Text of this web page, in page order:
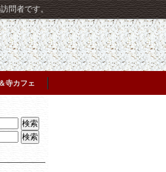
問者です。
寺カフェ